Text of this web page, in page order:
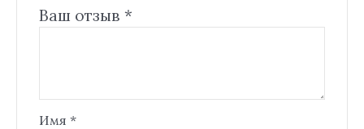
Ваш отзыв *
Имя *